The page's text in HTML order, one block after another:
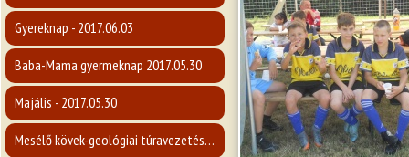
Gyereknap - 2017.06.03
Baba-Mama gyermeknap 2017.05.30
Majális - 2017.05.30
Mesélő kövek-geológiai túravezetés a Karancsra - 2017.05.14